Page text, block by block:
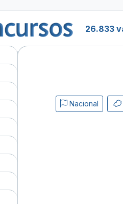
26.833
Nacional